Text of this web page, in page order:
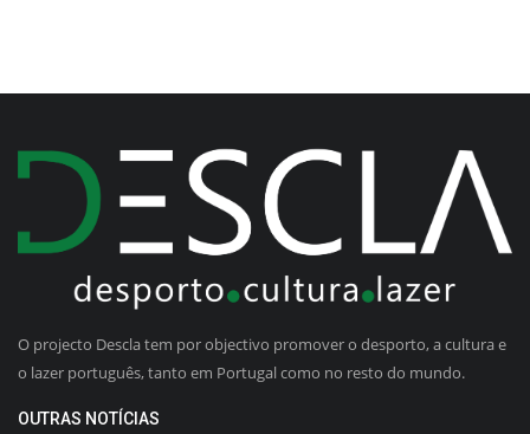
O projecto Descla tem por objectivo promover o desporto, a cultura e
o lazer português, tanto em Portugal como no resto do mundo.
OUTRAS NOTÍCIAS